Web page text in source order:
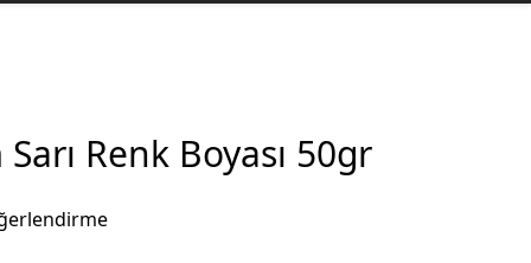
Kümes Ekipmanları
Makineleri
Nem Alma Makineleri
Nem ve Isı Ölçer
Kuluçka Malzemeleri
Kedi Yaş Mamaları
Bakım Sağlık
Tasmalar
Bakım Sağlık
Tavşan Yemleri
Sarı Renk Boyası 50gr